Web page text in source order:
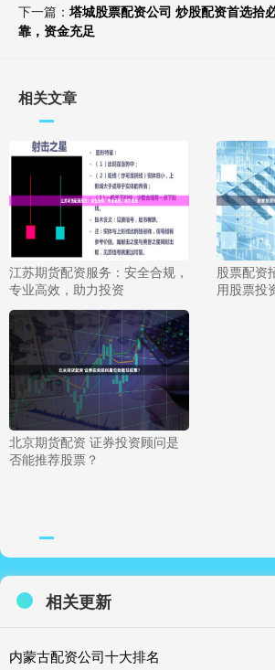
下一篇： 塔城股票配资公司 炒股配资首选拾
靠，资金充足
相关文章
江苏期货配资服务：安全合规，
专业高效，助力投资
股票配资
用股票投
北京期货配资 证券投资顾问是
否能推荐股票？
相关更新
内蒙古配资公司十大排名